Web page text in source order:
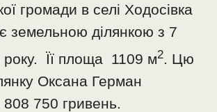
громади в селі Ходосівка
земельною ділянкою з 7
року. Її площа 1109 м2. Цю
Оксана Герман
750 гривень.